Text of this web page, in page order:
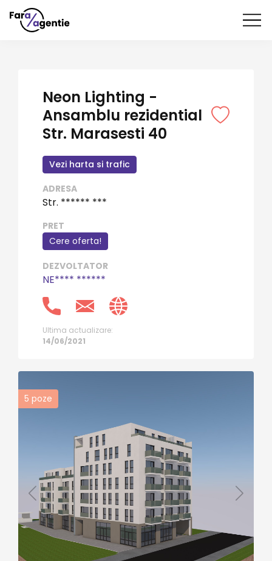
5 poze
Neon Lighting -
Ansamblu rezidential
Str. Marasesti 40
Vezi harta si trafic
ADRESA
Str. ****** ***
PRET
Cere oferta!
DEZVOLTATOR
NE**** ******
Ultima actualizare:
14/06/2021